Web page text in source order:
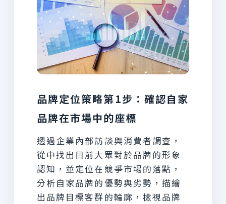
品牌定位策略第1步：確認自家
品牌在市場中的座標
透過企業內部訪談與消費者調查，
從中找出目前大眾對於品牌的形象
認知，並定位在競爭市場的落點，
分析自家品牌的優勢與劣勢，描繪
出品牌目標客群的輪廓，檢視品牌